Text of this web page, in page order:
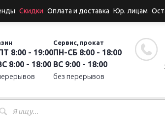
Скидки Оплата и доставка Юр. лицам
8:00 - 19:00
8:00 - 18:00
Сервис, прокат
ПН-СБ 8:00 - 18:00
ВС 9:00 - 18:00
без перерывов